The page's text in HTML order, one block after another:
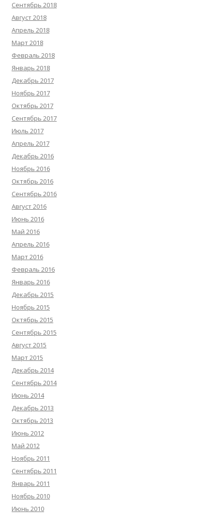
Сентябрь 2018
Август 2018
Апрель 2018
Март 2018
Февраль 2018
Январь 2018
Декабрь 2017
Ноябрь 2017
Октябрь 2017
Сентябрь 2017
Июль 2017
Апрель 2017
Декабрь 2016
Ноябрь 2016
Октябрь 2016
Сентябрь 2016
Август 2016
Июнь 2016
Май 2016
Апрель 2016
Март 2016
Февраль 2016
Январь 2016
Декабрь 2015
Ноябрь 2015
Октябрь 2015
Сентябрь 2015
Август 2015
Март 2015
Декабрь 2014
Сентябрь 2014
Июнь 2014
Декабрь 2013
Октябрь 2013
Июнь 2012
Май 2012
Ноябрь 2011
Сентябрь 2011
Январь 2011
Ноябрь 2010
Июнь 2010